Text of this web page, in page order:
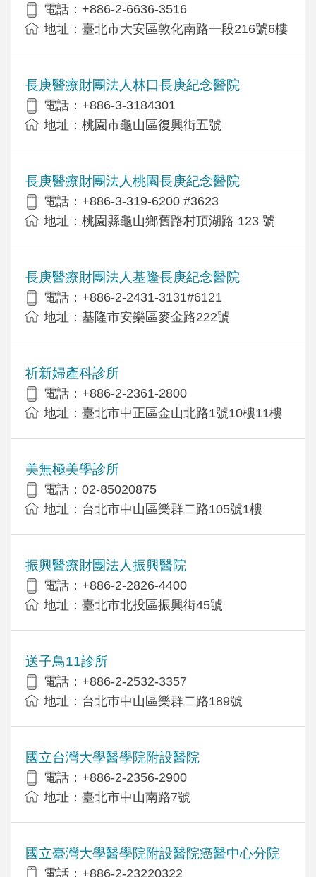
電話：+886-2-6636-3516
地址：臺北市大安區敦化南路一段216號6樓
長庚醫療財團法人林口長庚紀念醫院
電話：+886-3-3184301
地址：桃園市龜山區復興街五號
長庚醫療財團法人桃園長庚紀念醫院
電話：+886-3-319-6200 #3623
地址：桃園縣龜山鄉舊路村頂湖路 123 號
長庚醫療財團法人基隆長庚紀念醫院
電話：+886-2-2431-3131#6121
地址：基隆市安樂區麥金路222號
祈新婦產科診所
電話：+886-2-2361-2800
地址：臺北市中正區金山北路1號10樓11樓
美無極美學診所
電話：02-85020875
地址：台北市中山區樂群二路105號1樓
振興醫療財團法人振興醫院
電話：+886-2-2826-4400
地址：臺北市北投區振興街45號
送子鳥11診所
電話：+886-2-2532-3357
地址：台北巿中山區樂群二路189號
國立台灣大學醫學院附設醫院
電話：+886-2-2356-2900
地址：臺北市中山南路7號
國立臺灣大學醫學院附設醫院癌醫中心分院
電話：+886-2-23220322